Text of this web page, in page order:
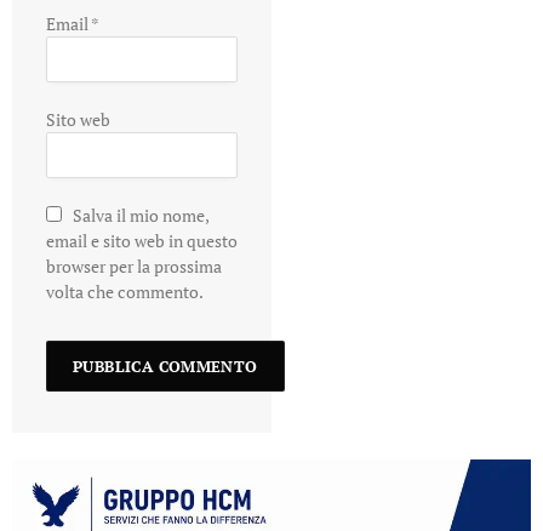
Email*
Sito web
Salva il mio nome,
email e sito web in questo
browser per la prossima
volta che commento.